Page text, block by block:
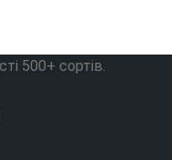
500+ сортів.